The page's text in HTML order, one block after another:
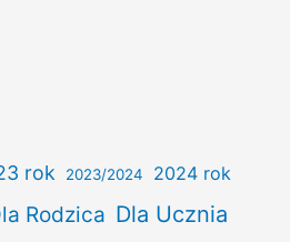
rok 2023/2024 2024 rok
Rodzica Dla Ucznia